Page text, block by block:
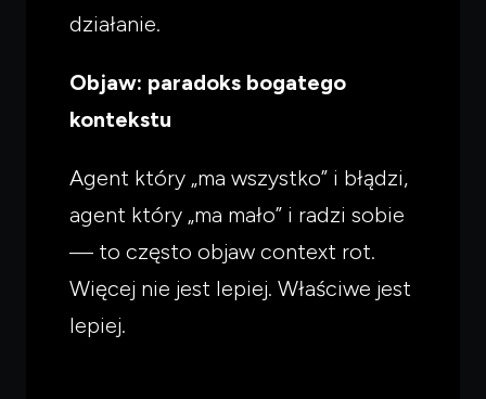
działanie.
Objaw: paradoks bogatego
kontekstu
Agent który „ma wszystko” i błądzi,
agent który „ma mało” i radzi sobie
— to często objaw context rot.
Więcej nie jest lepiej. Właściwe jest
lepiej.
przeczytać.